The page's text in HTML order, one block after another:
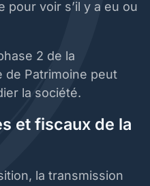
pour voir s’il y a eu ou
2 de la
de Patrimoine peut
la société.
et fiscaux de la
la transmission